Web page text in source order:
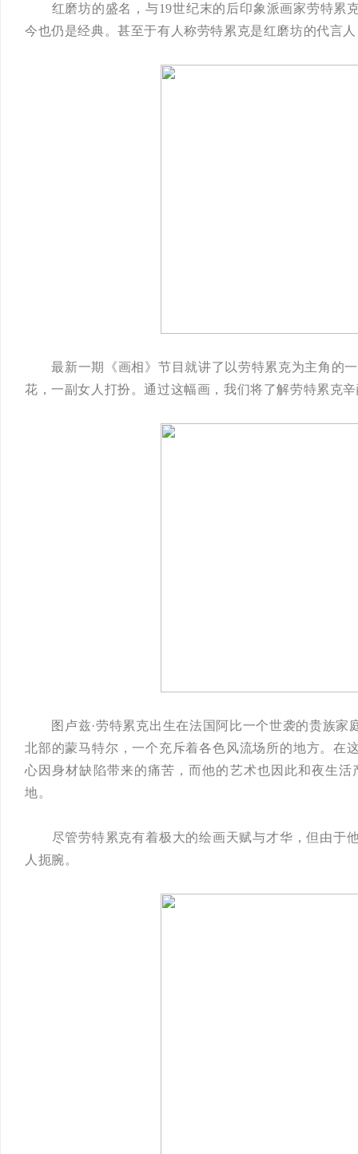
红磨坊的盛名，与19世纪末的后印象派画家劳特累
今也仍是经典。甚至于有人称劳特累克是红磨坊的代言
最新一期《画相》节目就讲了以劳特累克为主角的一
花，一副女人打扮。通过这幅画，我们将了解劳特累克
图卢兹·劳特累克出生在法国阿比一个世袭的贵族家
北部的蒙马特尔，一个充斥着各色风流场所的地方。在
心因身材缺陷带来的痛苦，而他的艺术也因此和夜生
地。
尽管劳特累克有着极大的绘画天赋与才华，但由于他
人扼腕。